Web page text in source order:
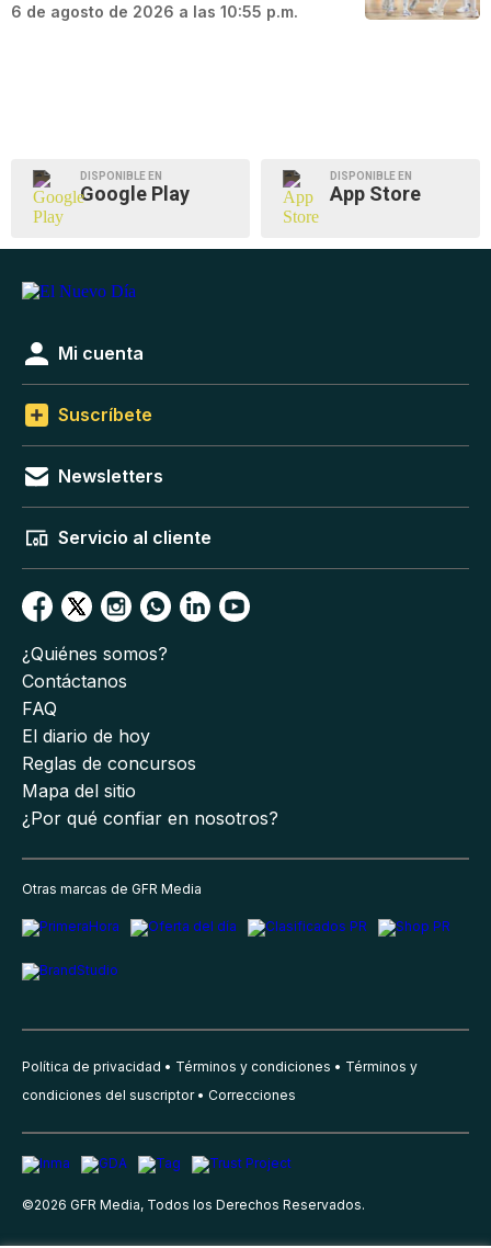
6 de agosto de 2026 a las 10:55 p.m.
DISPONIBLE EN
Google Play
DISPONIBLE EN
App Store
Mi cuenta
Suscríbete
Newsletters
Servicio al cliente
¿Quiénes somos?
Contáctanos
FAQ
El diario de hoy
Reglas de concursos
Mapa del sitio
¿Por qué confiar en nosotros?
Otras marcas de GFR Media
Política de privacidad Términos y condiciones
Términos y
condiciones del suscriptor
Correcciones
©2026 GFR Media, Todos los Derechos Reservados.